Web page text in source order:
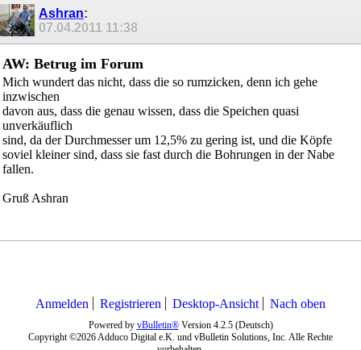
Ashran:
07.04.2011 11:38
AW: Betrug im Forum
Mich wundert das nicht, dass die so rumzicken, denn ich gehe
inzwischen
davon aus, dass die genau wissen, dass die Speichen quasi
unverkäuflich
sind, da der Durchmesser um 12,5% zu gering ist, und die Köpfe
soviel kleiner sind, dass sie fast durch die Bohrungen in der Nabe
fallen.
Gruß Ashran
Anmelden Registrieren Desktop-Ansicht Nach oben
Powered by vBulletin®Version 4.2.5 (Deutsch)
Copyright ©2026 Adduco Digital e.K. und vBulletin Solutions, Inc. Alle Rechte